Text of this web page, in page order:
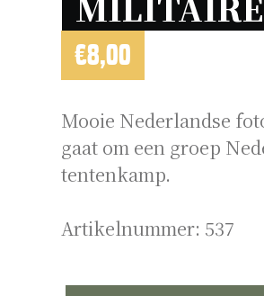
€8,00
Mooie Nederlandse
gaat om een groep
tentenkamp.
Artikelnummer: 537